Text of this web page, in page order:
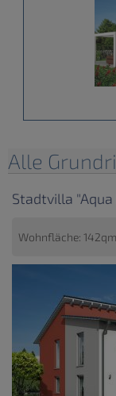
Alle
Stadtvilla
Wohnfläche: